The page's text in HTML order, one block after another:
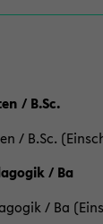
/ B.Sc.
/ B.Sc.
/ Ba
/ Ba